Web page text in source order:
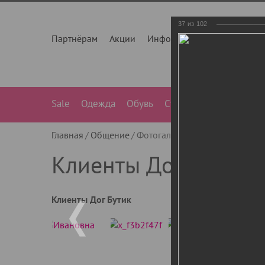
Партнёрам Акции Инфо О нас
Sale Одежда Обувь Сумки
Главная Общение Фотогалерея
Клиенты Дог Бутик
Клиенты Дог Бутик
37 из 102